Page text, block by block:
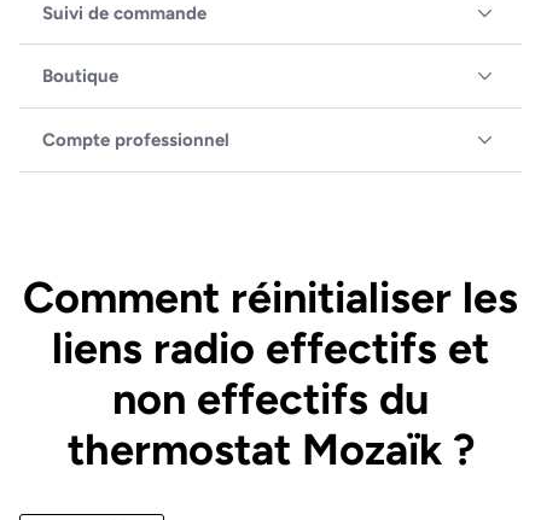
Suivi de commande
Boutique
Compte professionnel
Comment réinitialiser les
liens radio effectifs et
non effectifs du
thermostat Mozaïk ?